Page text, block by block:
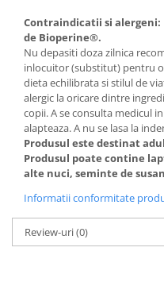
Contraindicatii si alergeni:
de Bioperine®.
Nu depasiti doza zilnica
inlocuitor (substitut) pentru
dieta echilibrata si stilul de
alergic la oricare dintre
copii. A se consulta medicul
alapteaza. A nu se lasa la
Produsul este destinat
Produsul poate contine
alte nuci, seminte de
Informatii conformitate
Review-uri(0)